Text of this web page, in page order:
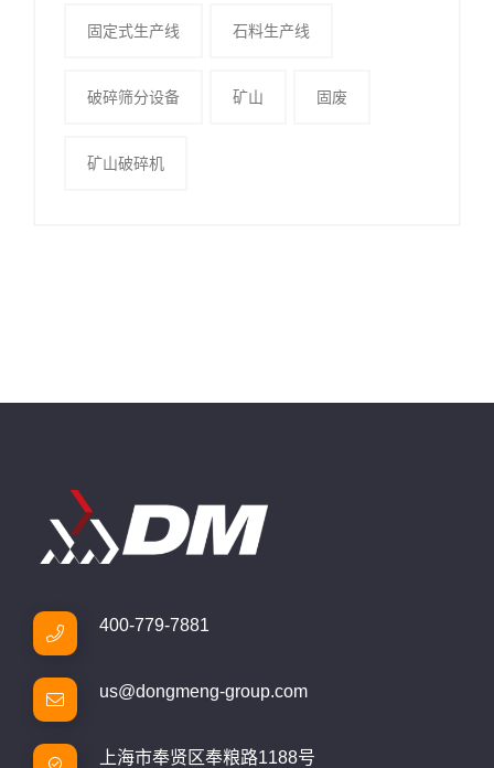
固定式生产线 石料生产线
破碎筛分设备 矿山 固废
矿山破碎机
400-779-7881
us@dongmeng-group.com
上海市奉贤区奉粮路1188号